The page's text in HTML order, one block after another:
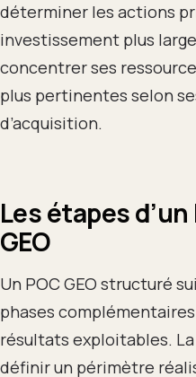
déterminer les actions
investissement plus
concentrer ses
plus pertinentes selon
d’acquisition.
Les étapes
GEO
Un POC GEO structuré
phases
résultats exploitables.
définir un périmètre